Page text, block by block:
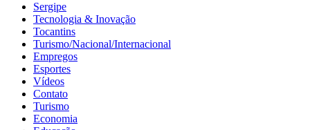
Sergipe
Tecnologia & Inovação
Tocantins
Turismo/Nacional/Internacional
Empregos
Esportes
Vídeos
Contato
Turismo
Economia